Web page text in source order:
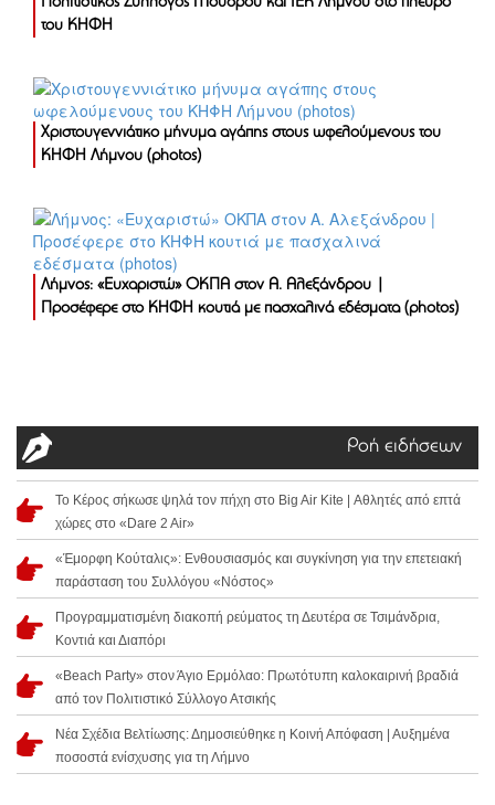
του ΚΗΦΗ
Χριστουγεννιάτικο μήνυμα αγάπης στους ωφελούμενους του
ΚΗΦΗ Λήμνου (photos)
Λήμνος: «Ευχαριστώ» ΟΚΠΑ στον Α. Αλεξάνδρου |
Προσέφερε στο ΚΗΦΗ κουτιά με πασχαλινά εδέσματα (photos)
Ροή ειδήσεων
Το Κέρος σήκωσε ψηλά τον πήχη στο Big Air Kite | Αθλητές από επτά
χώρες στο «Dare 2 Air»
«Έμορφη Κούταλις»: Ενθουσιασμός και συγκίνηση για την επετειακή
παράσταση του Συλλόγου «Νόστος»
Προγραμματισμένη διακοπή ρεύματος τη Δευτέρα σε Τσιμάνδρια,
Κοντιά και Διαπόρι
«Beach Party» στον Άγιο Ερμόλαο: Πρωτότυπη καλοκαιρινή βραδιά
από τον Πολιτιστικό Σύλλογο Ατσικής
Νέα Σχέδια Βελτίωσης: Δημοσιεύθηκε η Κοινή Απόφαση | Αυξημένα
ποσοστά ενίσχυσης για τη Λήμνο